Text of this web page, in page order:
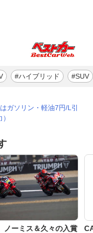
#ハイブリッド #SUV
ガソリン・軽油7円/L引
ノーミス＆久々の入賞